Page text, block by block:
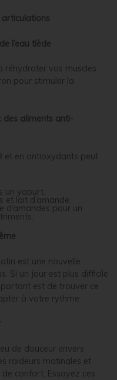
l’eau tiède
réhydrater vos muscles
pour stimuler la
des aliments anti-
et en antioxydants peut
un yaourt.
et lait d’amande.
d’amandes pour un
est une nouvelle
Si un jour est plus difficile
est de trouver ce
à votre rythme.
de douceur envers
raideurs matinales et
confort. Essayez ces